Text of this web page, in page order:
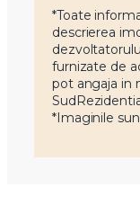
*Toate
descrierea
furnizate de
pot angaja in
*Imaginile